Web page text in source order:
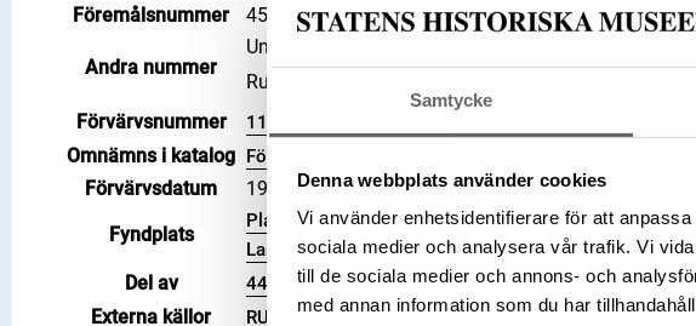
Samtycke
Denna webbplats använder cookies
Vi använder enhetsidentifierare för att
sociala medier och analysera vår trafik. Vi
till de sociala medier och annons- och
med annan information som du har
Föremålsnummer
45082_HST
Andra nummer
Undernummer: 3
Runsignum: Vg 144
Förvärvsnummer
11508
Omnämns i katalog Förvärv: 11508 på Catview
Förvärvsdatum
1902
Fyndplats
Plats: Näs kyrka, Socken: Näs socken, Kommun:
Landskap: Västergötland, Land: Sverige
Del av 44918_HST
Externa källor RUNOR